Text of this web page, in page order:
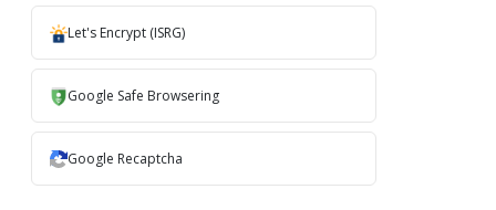
Let's Encrypt (ISRG)
Google Safe Browsering
Google Recaptcha